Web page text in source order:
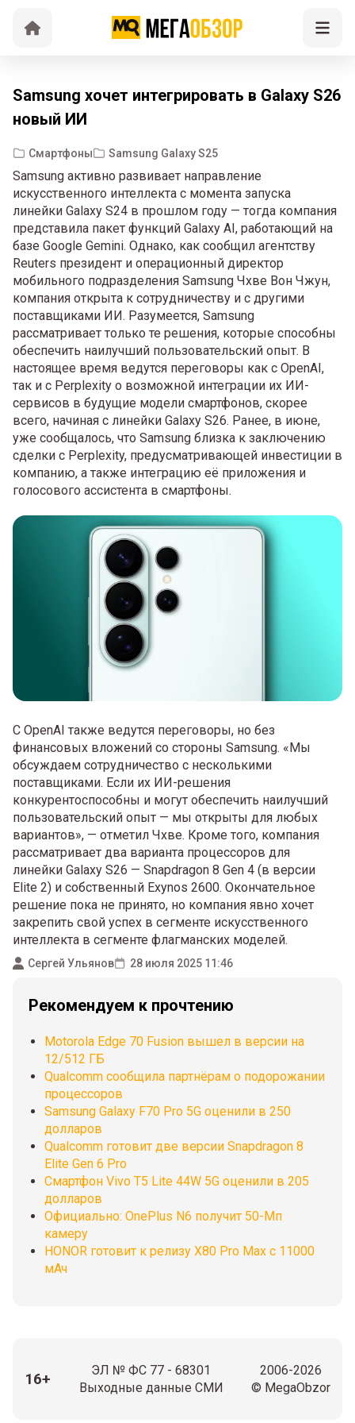
Samsung хочет интегрировать в Galaxy S26
новый ИИ
Смартфоны Samsung Galaxy S25
Samsung активно развивает направление
искусственного интеллекта с момента запуска
линейки Galaxy S24 в прошлом году — тогда компания
представила пакет функций Galaxy AI, работающий на
базе Google Gemini. Однако, как сообщил агентству
Reuters президент и операционный директор
мобильного подразделения Samsung Чхве Вон Чжун,
компания открыта к сотрудничеству и с другими
поставщиками ИИ. Разумеется, Samsung
рассматривает только те решения, которые способны
обеспечить наилучший пользовательский опыт. В
настоящее время ведутся переговоры как с OpenAI,
так и с Perplexity о возможной интеграции их ИИ-
сервисов в будущие модели смартфонов, скорее
всего, начиная с линейки Galaxy S26. Ранее, в июне,
уже сообщалось, что Samsung близка к заключению
сделки с Perplexity, предусматривающей инвестиции в
компанию, а также интеграцию её приложения и
голосового ассистента в смартфоны.
С OpenAI также ведутся переговоры, но без
финансовых вложений со стороны Samsung. «Мы
обсуждаем сотрудничество с несколькими
поставщиками. Если их ИИ-решения
конкурентоспособны и могут обеспечить наилучший
пользовательский опыт — мы открыты для любых
вариантов», — отметил Чхве. Кроме того, компания
рассматривает два варианта процессоров для
линейки Galaxy S26 — Snapdragon 8 Gen 4 (в версии
Elite 2) и собственный Exynos 2600. Окончательное
решение пока не принято, но компания явно хочет
закрепить свой успех в сегменте искусственного
интеллекта в сегменте флагманских моделей.
Сергей Ульянов 28 июля 2025 11:46
Рекомендуем к прочтению
Motorola Edge 70 Fusion вышел в версии на
12/512 ГБ
Qualcomm сообщила партнёрам о подорожании
процессоров
Samsung Galaxy F70 Pro 5G оценили в 250
долларов
Qualcomm готовит две версии Snapdragon 8
Elite Gen 6 Pro
Смартфон Vivo T5 Lite 44W 5G оценили в 205
долларов
Официально: OnePlus N6 получит 50-Мп
камеру
HONOR готовит к релизу X80 Pro Max с 11000
мАч
16+
ЭЛ № ФС 77 - 68301
Выходные данные СМИ
2006-2026
© MegaObzor